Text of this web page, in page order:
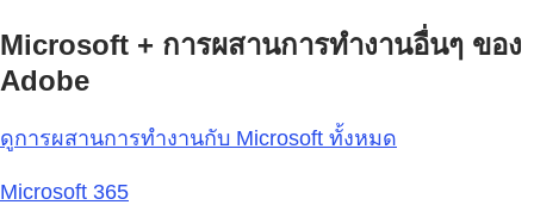
Microsoft + การผสานการทำงานอื่นๆ ของ
Adobe
ดูการผสานการทำงานกับ Microsoft ทั้งหมด
Microsoft 365